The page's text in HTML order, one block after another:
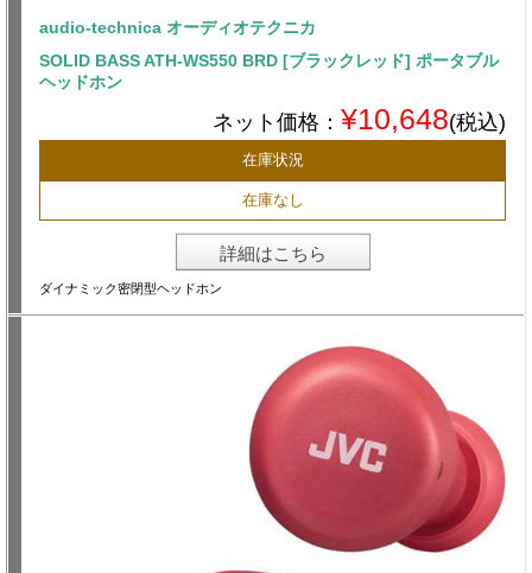
audio-technica オーディオテクニカ
SOLID BASS ATH-WS550 BRD [ブラックレッド] ポータブル
ヘッドホン
ネット価格： ¥10,648(税込)
在庫状況
在庫なし
詳細はこちら
ダイナミック密閉型ヘッドホン